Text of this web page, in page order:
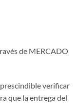
de MERCADO
verificar
que la entrega del